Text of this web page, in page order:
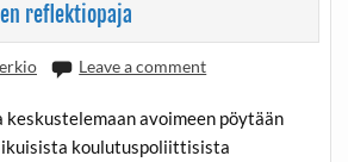
reflektiopaja
Leave a comment
keskustelemaan avoimeen pöytään
koulutuspoliittisista